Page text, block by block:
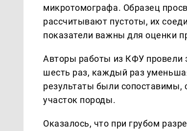
микротомографа. Образец
рассчитывают пустоты, их
показатели важны для оценки
Авторы работы из КФУ провели
шесть раз, каждый раз
результаты были сопоставимы,
участок породы.
Оказалось, что при грубом